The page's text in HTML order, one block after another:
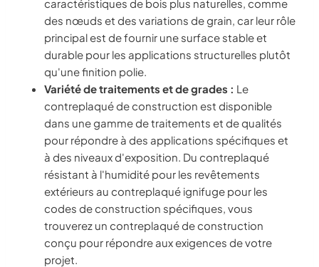
caractéristiques de bois plus naturelles, comme
des nœuds et des variations de grain, car leur rôle
principal est de fournir une surface stable et
durable pour les applications structurelles plutôt
qu'une finition polie.
Variété de traitements et de grades : Le
contreplaqué de construction est disponible
dans une gamme de traitements et de qualités
pour répondre à des applications spécifiques et
à des niveaux d'exposition. Du contreplaqué
résistant à l'humidité pour les revêtements
extérieurs au contreplaqué ignifuge pour les
codes de construction spécifiques, vous
trouverez un contreplaqué de construction
conçu pour répondre aux exigences de votre
projet.